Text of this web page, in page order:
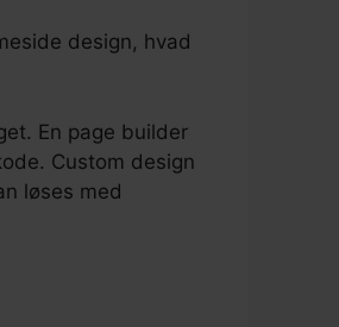
design, hvad
En page builder
Custom design
løses med